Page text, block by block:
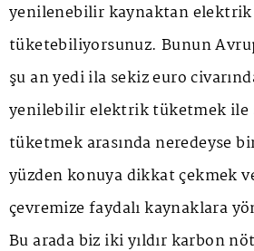
yenilenebilir kaynaktan elektrik
tüketebiliyorsunuz. Bunun
şu an yedi ila sekiz euro
yenilebilir elektrik tüketmek
tüketmek arasında neredeyse
yüzden konuya dikkat çekmek
çevremize faydalı kaynaklara
Bu arada biz iki yıldır karbon